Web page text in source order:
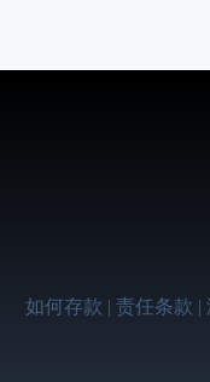
如何存款 | 责任条款 |